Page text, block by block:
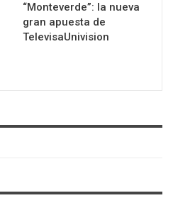
“Monteverde”: la nueva
gran apuesta de
TelevisaUnivision